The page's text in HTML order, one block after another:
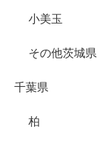
小美玉
その他茨城県
千葉県
柏